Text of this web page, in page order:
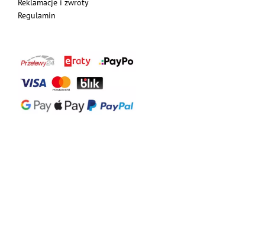
Reklamacje i zwroty
Regulamin